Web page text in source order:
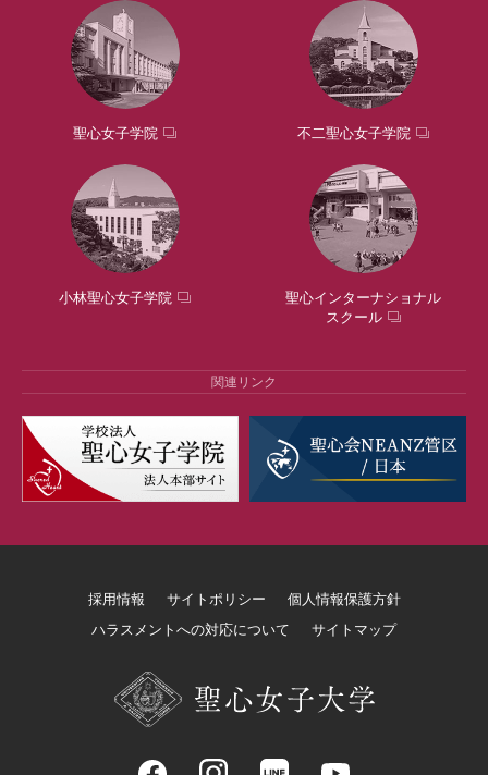
聖心女子学院 不二聖心女子学院
小林聖心女子学院
聖心インターナショナル
スクール
関連リンク
採用情報 サイトポリシー
個人情報保護方針
ハラスメントへの対応について
サイトマップ